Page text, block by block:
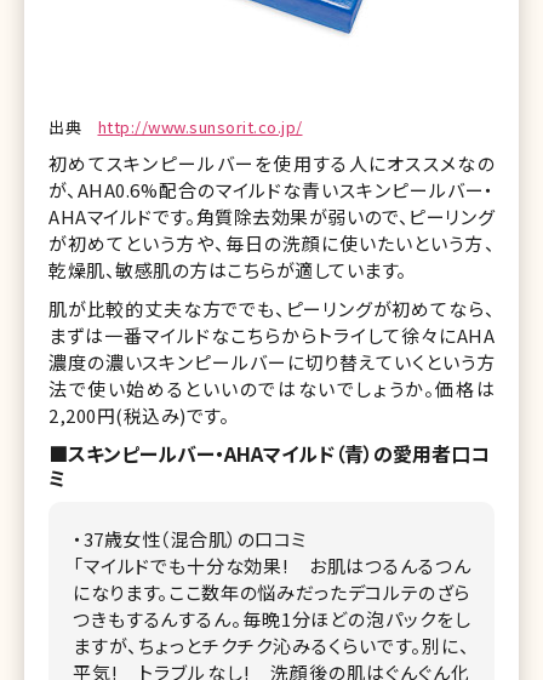
出典 http://www.sunsorit.co.jp/
初めてスキンピールバーを使用する人にオススメなの
が、AHA0.6%配合のマイルドな青いスキンピールバー・
AHAマイルドです。角質除去効果が弱いので、ピーリング
が初めてという方や、毎日の洗顔に使いたいという方、
乾燥肌、敏感肌の方はこちらが適しています。
肌が比較的丈夫な方ででも、ピーリングが初めてなら、
まずは一番マイルドなこちらからトライして徐々にAHA
濃度の濃いスキンピールバーに切り替えていくという方
法で使い始めるといいのではないでしょうか。価格は
2,200円(税込み)です。
■スキンピールバー・AHAマイルド（青）の愛用者口コ
ミ
・37歳女性（混合肌）の口コミ
「マイルドでも十分な効果! お肌はつるんるつん
になります。ここ数年の悩みだったデコルテのざら
つきもするんするん。毎晩1分ほどの泡パックをし
ますが、ちょっとチクチク沁みるくらいです。別に、
平気! トラブルなし! 洗顔後の肌はぐんぐん化